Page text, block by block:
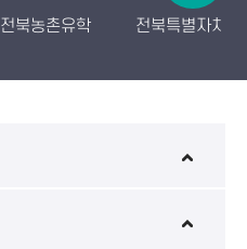
전북농촌유학
전북특별자치